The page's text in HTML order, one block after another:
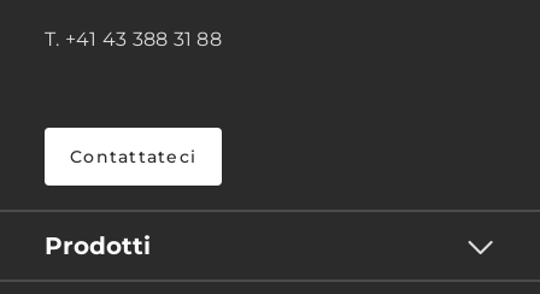
T. +41 43 388 31 88
Contattateci
Prodotti